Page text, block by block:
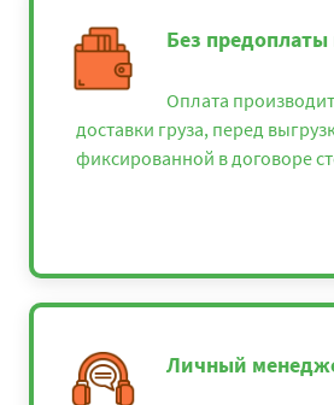
Без предоплаты
Оплата
доставки груза, перед
фиксированной в договоре
Личный